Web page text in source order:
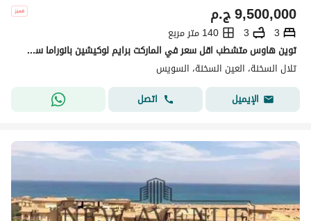
ج.م9,500,000
3
3
140 متر مربع
توين هاوس متشطب اقل سعر في الماركت برايم لوكيشين بانوراما سي فيو
تلال السخنة، العين السخنة، السويس
الإيميل
اتصل